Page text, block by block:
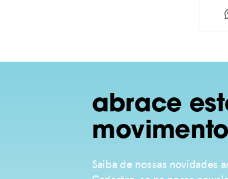
abrace este
movimento
Saiba de nossas novidades